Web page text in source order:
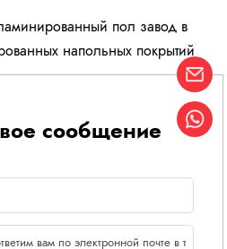
пол завод в
напольных покрытий
сообщение